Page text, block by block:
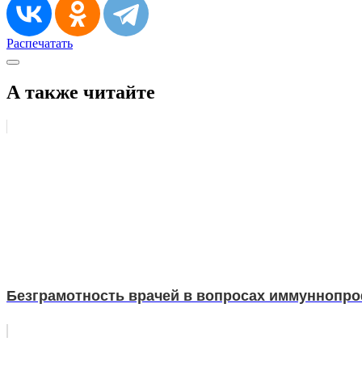
Распечатать
А также читайте
Безграмотность врачей в вопросах